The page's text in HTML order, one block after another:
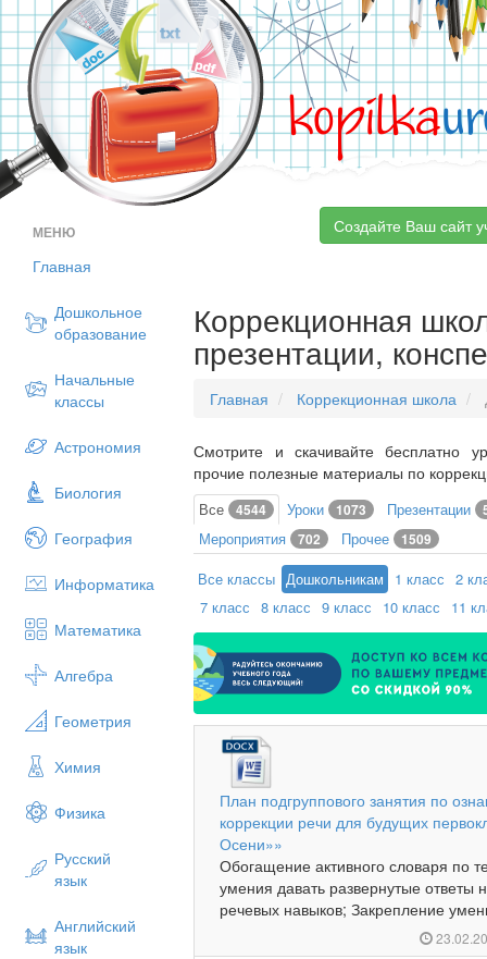
kopilka
МЕНЮ
Главная
Дошкольное
образование
Начальные
классы
Астрономия
Биология
География
Информатика
Математика
Алгебра
Геометрия
Химия
Физика
Русский
язык
Английский
язык
Создайте Ваш сайт
Коррекционная
презентации,
Главная Коррекционная школа
Смотрите и скачивайте бесплатно
прочие полезные материалы по
Все 4544 Уроки 1073 Презентации
Мероприятия 702 Прочее 1509
Все классы Дошкольникам 1 класс 2
7 класс 8 класс 9 класс 10 класс 11
План подгруппового занятия по
коррекции речи для будущих
Осени»»
Обогащение активного словаря по
умения давать развернутые
речевых навыков; Закрепление